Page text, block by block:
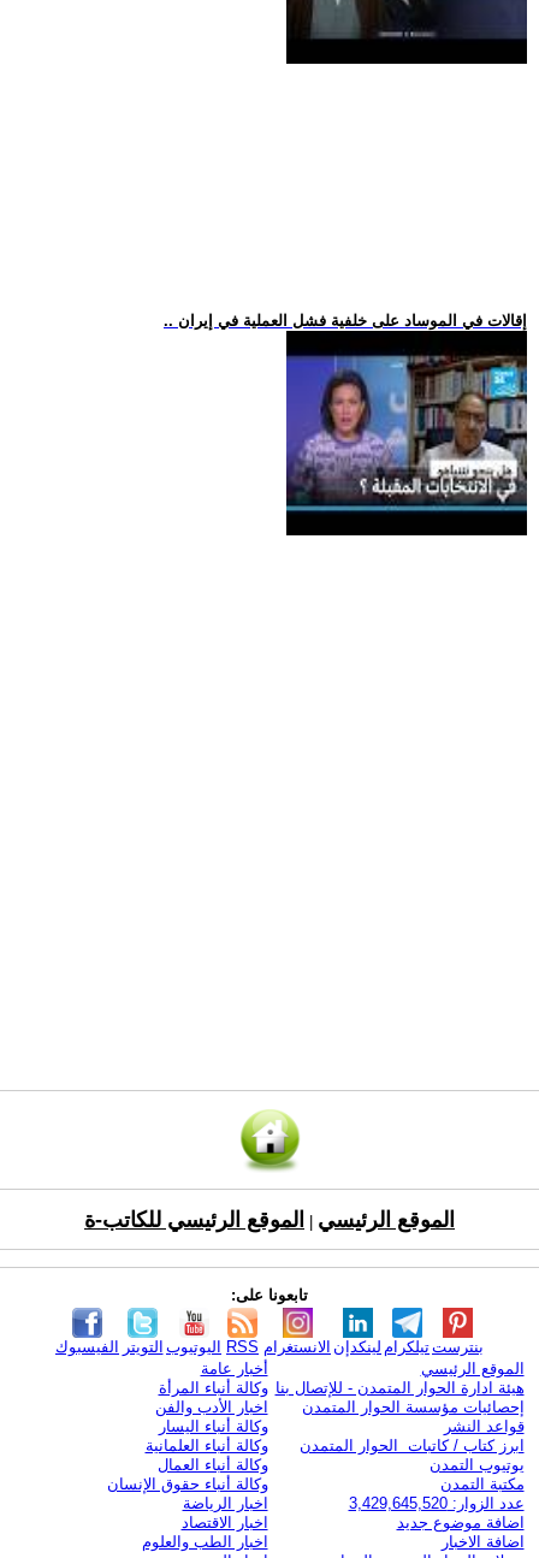
.. إقالات في الموساد على خلفية فشل العملية في إيران
الموقع الرئيسي الموقع الرئيسي للكاتب-ة
تابعونا على:
الفيسبوك التويتر اليوتيوب RSS الانستغرام لينكدإن تيلكرامبنترست
الموقع الرئيسي
هيئة ادارة الحوار المتمدن - للإتصال بنا
إحصائيات مؤسسة الحوار المتمدن
قواعد النشر
ابرز كتاب / كاتبات الحوار المتمدن
يوتيوب التمدن
مكتبة التمدن
عدد الزوار: 3,429,645,520
اضافة موضوع جديد
اضافة الاخبار
أخبار عامة
وكالة أنباء المرأة
اخبار الأدب والفن
وكالة أنباء اليسار
وكالة أنباء العلمانية
وكالة أنباء العمال
وكالة أنباء حقوق الإنسان
اخبار الرياضة
اخبار الاقتصاد
اخبار الطب والعلوم